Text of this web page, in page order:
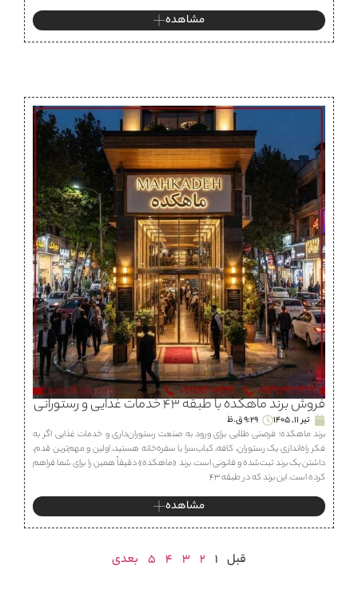
مشاهده
فروش برند ماهكده با طبقه ۴۳ خدمات غذایی و رستورانی
تیر 11, 1405
9:29 ق.ظ
برند ماهكده؛ فرصتی طلایی برای ورود به صنعت رستوران‌داری و خدمات غذایی اگر به
فکر راه‌اندازی یک رستوران، كافه، كباب‌سرا یا سفره‌خانه هستید، اولین و مهم‌ترین قدم،
داشتن یک برند ثبت‌شده و قانونی است. برند «ماهكده» دقیقاً همین را برای شما فراهم
کرده است. این برند که در طبقه ۴۳
مشاهده
قبل 1
2
3
4
5 بعدی